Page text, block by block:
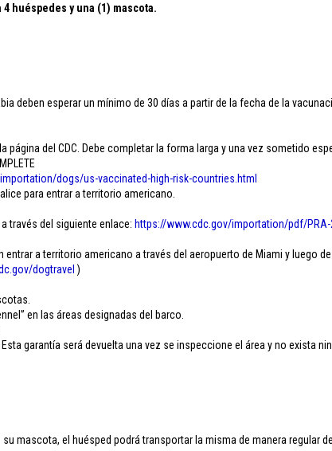
huéspedes y una (1) mascota.
deben esperar un mínimo de 30 días a partir de la fecha de la
página del CDC. Debe completar la forma larga y una vez sometido
dogs/us-vaccinated-high-risk-countries.html
para entrar a territorio americano.
través del siguiente enlace: https://www.cdc.gov/importation/pdf/PRA-
a territorio americano a través del aeropuerto de Miami y luego
dogtravel )
en las áreas designadas del barco.
garantía será devuelta una vez se inspeccione el área y no exista
mascota, el huésped podrá transportar la misma de manera regular